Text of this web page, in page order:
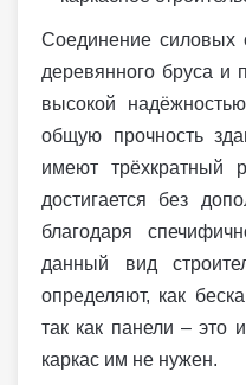
Соединение силовых
деревянного бруса и
высокой
общую прочность
имеют трёхкратный
достигается без
благодаря
данный вид
определяют, как
так как панели – это
каркас им не нужен.